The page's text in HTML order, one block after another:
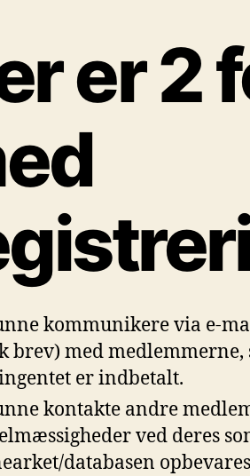
er 2
kommunikere via e-
brev) med medlemmerne,
er indbetalt.
kontakte andre
ved deres
databasen